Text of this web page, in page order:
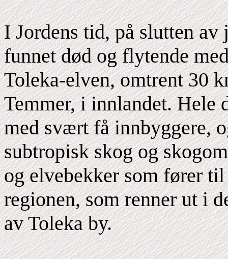
I Jordens tid, på slutten av
funnet død og flytende
Toleka-elven, omtrent 30
Temmer, i innlandet.
med svært få innbyggere,
subtropisk skog og
og elvebekker som fører
regionen, som renner ut i
av Toleka by.